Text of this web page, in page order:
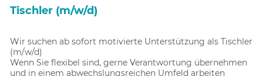
Tischler (m/w/d)
Wir suchen ab sofort motivierte Unterstützung als Tischler
(m/w/d)
Wenn Sie flexibel sind, gerne Verantwortung übernehmen
und in einem abwechslungsreichen Umfeld arbeiten